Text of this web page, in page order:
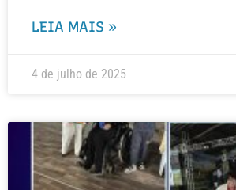
LEIA MAIS »
4 de julho de 2025